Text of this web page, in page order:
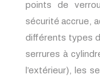
points de
sécurité accrue,
différents types
serrures à
l’extérieur), les